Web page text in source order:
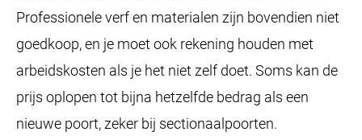
Professionele verf en materialen zijn bovendien niet
goedkoop, en je moet ook rekening houden met
arbeidskosten als je het niet zelf doet. Soms kan de
prijs oplopen tot bijna hetzelfde bedrag als een
nieuwe poort, zeker bij sectionaalpoorten.